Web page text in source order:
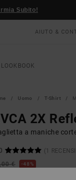
Subito!
AIUTO &
LOOKBOOK
Uomo T-Shirt
2X
a maniche
(1
€
48%